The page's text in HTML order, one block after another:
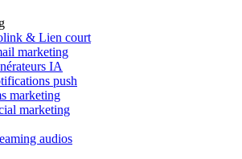
& Lien court
marketing
IA
push
marketing
marketing
audios